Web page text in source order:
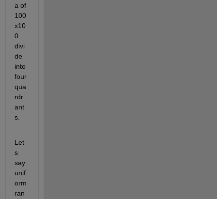
a of
100
x10
0
divi
de
into
four
qua
rdr
ant
s.
Let
s
say
unif
orm
ran